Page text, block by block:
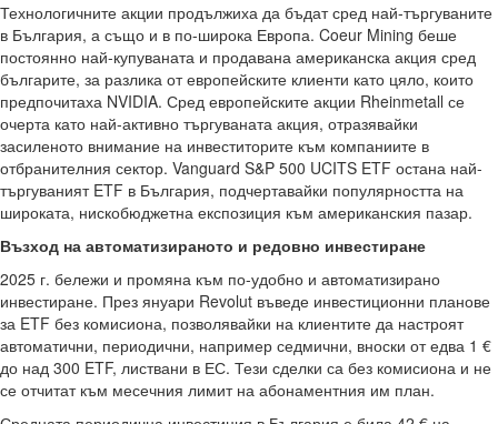
Технологичните акции продължиха да бъдат сред най-търгуваните
в България, а също и в по-широка Европа. Coeur Mining беше
постоянно най-купуваната и продавана американска акция сред
българите, за разлика от европейските клиенти като цяло, които
предпочитаха NVIDIA. Сред европейските акции Rheinmetall се
очерта като най-активно търгуваната акция, отразявайки
засиленото внимание на инвеститорите към компаниите в
отбранителния сектор. Vanguard S&P 500 UCITS ETF остана най-
търгуваният ETF в България, подчертавайки популярността на
широката, нискобюджетна експозиция към американския пазар.
Възход на автоматизираното и редовно инвестиране
2025 г. бележи и промяна към по-удобно и автоматизирано
инвестиране. През януари Revolut въведе инвестиционни планове
за ETF без комисиона, позволявайки на клиентите да настроят
автоматични, периодични, например седмични, вноски от едва 1 €
до над 300 ETF, листвани в ЕС. Тези сделки са без комисиона и не
се отчитат към месечния лимит на абонаментния им план.